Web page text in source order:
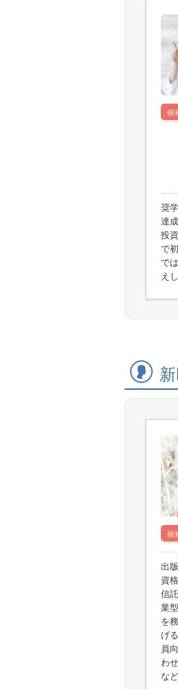
候
奨
達
投
で
で
え
候
出
資
信
業
を
げ
員
わ
な